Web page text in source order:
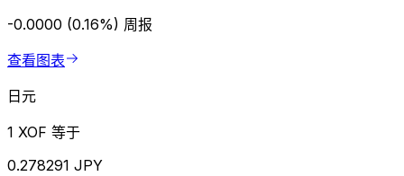
-0.0000 (0.16%) 周报
查看图表
日元
1 XOF 等于
0.278291 JPY